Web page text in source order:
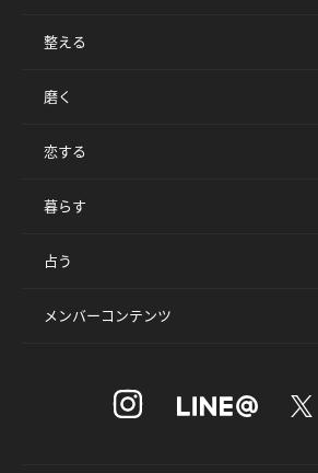
整える
磨く
恋する
暮らす
占う
メンバーコンテンツ